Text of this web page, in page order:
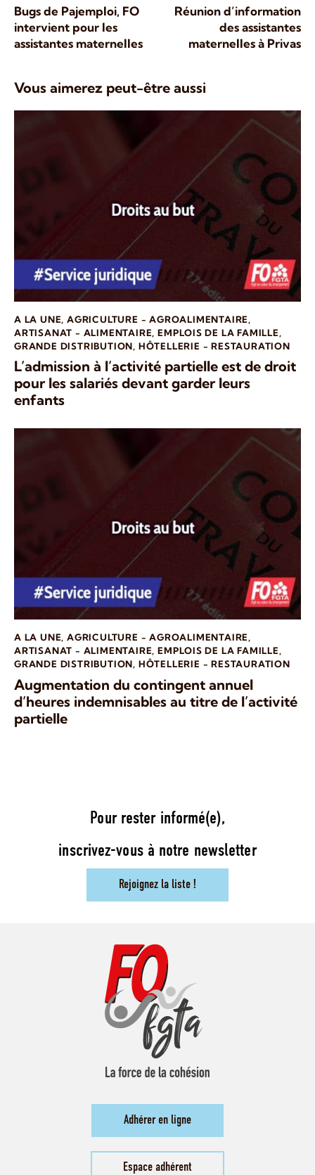
Bugs de Pajemploi, FO
intervient pour les
assistantes maternelles
Réunion d’information
des assistantes
maternelles à Privas
Vous aimerez peut-être aussi
A LA UNE,AGRICULTURE - AGROALIMENTAIRE,
ARTISANAT - ALIMENTAIRE,EMPLOIS DE LA FAMILLE,
GRANDE DISTRIBUTION, HÔTELLERIE - RESTAURATION
L’admission à l’activité partielle est de droit
pour les salariés devant garder leurs
enfants
A LA UNE,AGRICULTURE - AGROALIMENTAIRE,
ARTISANAT - ALIMENTAIRE,EMPLOIS DE LA FAMILLE,
GRANDE DISTRIBUTION, HÔTELLERIE - RESTAURATION
Augmentation du contingent annuel
d’heures indemnisables au titre de l’activité
partielle
Pour rester informé(e),
inscrivez-vous à notre newsletter
Rejoignez la liste !
Adhérer en ligne
Espace adhérent